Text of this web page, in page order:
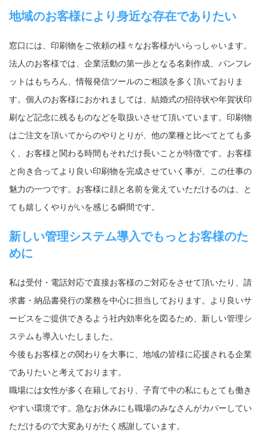
地域のお客様により身近な存在でありたい
窓口には、印刷物をご依頼の様々なお客様がいらっしゃいます。
法人のお客様では、企業活動の第一歩となる名刺作成、パンフレ
ットはもちろん、情報発信ツールのご相談を多く頂いておりま
す。個人のお客様におかれましては、結婚式の招待状や年賀状印
刷など記念に残るものなどを取扱いさせて頂いています。印刷物
はご注文を頂いてからのやりとりが、他の業種と比べてとても多
く、お客様と関わる時間もそれだけ長いことが特徴です。お客様
と向き合ってより良い印刷物を完成させていく事が、この仕事の
魅力の一つです。お客様に顔と名前を覚えていただけるのは、と
ても嬉しくやりがいを感じる瞬間です。
新しい管理システム導入でもっとお客様のた
めに
私は受付・電話対応で直接お客様のご対応をさせて頂いたり、請
求書・納品書発行の業務を中心に担当しております。より良いサ
ービスをご提供できるよう社内効率化を図るため、新しい管理シ
ステムも導入いたしました。
今後もお客様との関わりを大事に、地域の皆様に応援される企業
でありたいと考えております。
職場には女性が多く在籍しており、子育て中の私にもとても働き
やすい環境です。急なお休みにも職場のみなさんがカバーしてい
ただけるので大変ありがたく感謝しています。